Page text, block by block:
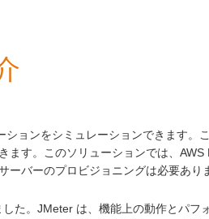
ョンをシミュレーションできます。
す。このソリューションでは、
ーバーのプロビジョニングは必要あり
た。JMeter は、機能上の動作とパフ